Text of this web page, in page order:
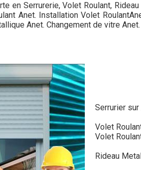
en Serrurerie, Volet Roulant,
Anet. Installation Volet
Anet. Changement de vitre
Serrurier
Volet
Volet
Rideau